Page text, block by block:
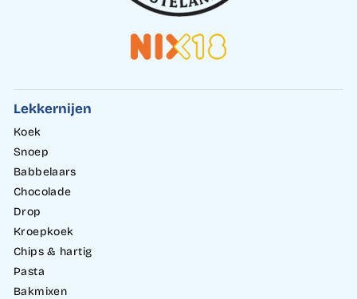
Lekkernijen
Koek
Snoep
Babbelaars
Chocolade
Drop
Kroepkoek
Chips & hartig
Pasta
Bakmixen